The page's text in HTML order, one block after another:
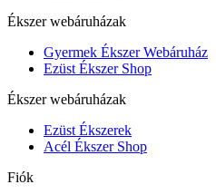
Ékszer webáruházak
Gyermek Ékszer Webáruház
Ezüst Ékszer Shop
Ékszer webáruházak
Ezüst Ékszerek
Acél Ékszer Shop
Fiók